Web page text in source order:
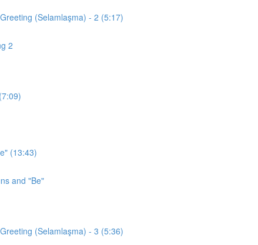
(Selamlaşma) - 2 (5:17)
2
(13:43)
and "Be"
(Selamlaşma) - 3 (5:36)